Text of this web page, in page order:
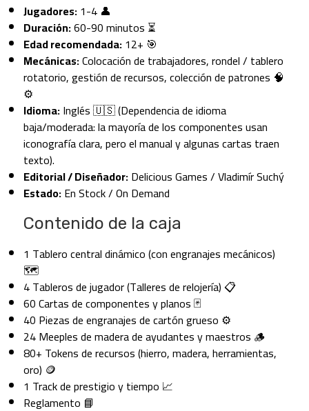
Jugadores:1-4 👤
Duración:60-90 minutos ⏳
Edad recomendada:12+ 🎯
Mecánicas:Colocación de trabajadores, rondel / tablero
rotatorio, gestión de recursos, colección de patrones 🧠
⚙️
Idioma:Inglés 🇺🇸 (Dependencia de idioma
baja/moderada: la mayoría de los componentes usan
iconografía clara, pero el manual y algunas cartas traen
texto).
Editorial / Diseñador:Delicious Games / Vladimír Suchý
Estado:En Stock / On Demand
Contenido de la caja
1 Tablero central dinámico (con engranajes mecánicos)
🗺️
4 Tableros de jugador (Talleres de relojería) 📋
60 Cartas de componentes y planos 🃏
40 Piezas de engranajes de cartón grueso ⚙️
24 Meeples de madera de ayudantes y maestros 🪵
80+ Tokens de recursos (hierro, madera, herramientas,
oro) 🪙
1 Track de prestigio y tiempo 📈
Reglamento 📘